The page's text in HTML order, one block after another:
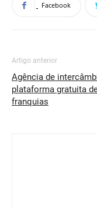
Facebook
Artigo anterior
Agência de
plataforma gratuita
franquias